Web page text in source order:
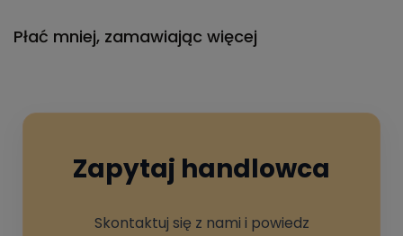
Płać mniej, zamawiając więcej
Zapytaj handlowca
Skontaktuj się z nami i powiedz